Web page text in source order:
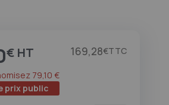
€ 169,28€
prix public
79,10 €